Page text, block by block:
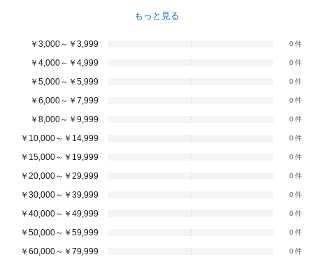
もっと見る
￥3,000～￥3,999 0
￥4,000～￥4,999 0
￥5,000～￥5,999 0
￥6,000～￥7,999 0
￥8,000～￥9,999 0
￥10,000～￥14,999 0
￥15,000～￥19,999 0
￥20,000～￥29,999 0
￥30,000～￥39,999 0
￥40,000～￥49,999 0
￥50,000～￥59,999 0
￥60,000～￥79,999 0